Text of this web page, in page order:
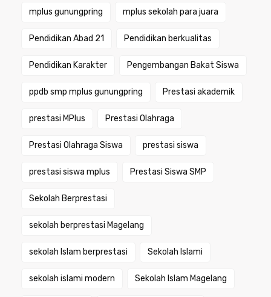
mplus gunungpring mplus sekolah para juara
Pendidikan Abad 21 Pendidikan berkualitas
Pendidikan Karakter Pengembangan Bakat Siswa
ppdb smp mplus gunungpring Prestasi akademik
prestasi MPlus Prestasi Olahraga
Prestasi Olahraga Siswa prestasi siswa
prestasi siswa mplus Prestasi Siswa SMP
Sekolah Berprestasi
sekolah berprestasi Magelang
sekolah Islam berprestasi Sekolah Islami
sekolah islami modern Sekolah Islam Magelang